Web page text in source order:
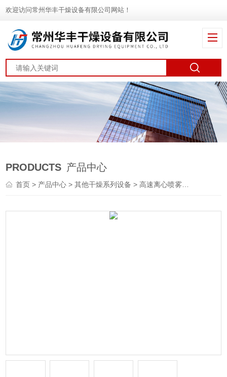
欢迎访问常州华丰干燥设备有限公司网站！
PRODUCTS 产品中心
首页> 产品中心 >其他干燥系列设备 >高速离心喷雾干燥机